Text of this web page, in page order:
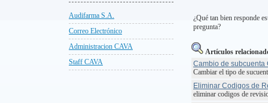
Audifarma S.A.
Correo Electrónico
Administracion CAVA
Staff CAVA
¿Qué tan bien responde
pregunta?
Artículos
Cambio de subcuenta
Cambiar el tipo de
Eliminar Codigos de
eliminar codigos de